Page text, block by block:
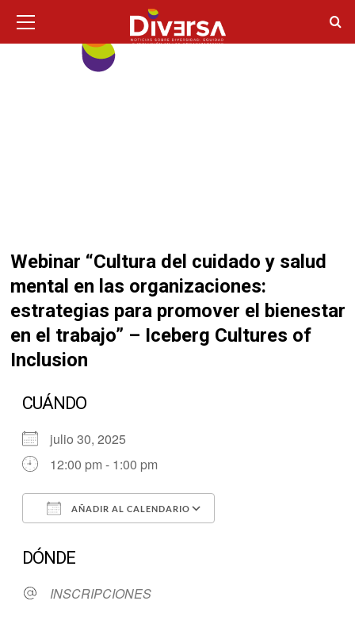
contenido
principal
Webinar “Cultura del cuidado y salud
mental en las organizaciones:
estrategias para promover el bienestar
en el trabajo” – Iceberg Cultures of
Inclusion
CUÁNDO
julio 30, 2025
12:00 pm - 1:00 pm
AÑADIR AL CALENDARIO
DÓNDE
INSCRIPCIONES